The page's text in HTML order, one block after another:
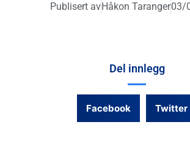
Publisert avHåkon Taranger03/
Del innlegg
Facebook Twitter